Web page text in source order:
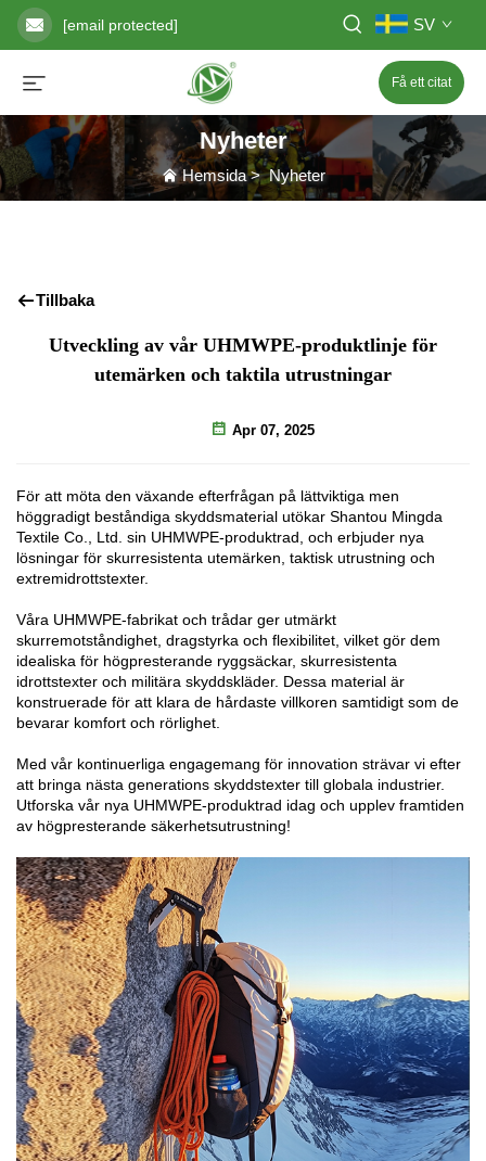
[email protected] SV
Få ett citat
Nyheter
Hemsida>Nyheter
Tillbaka
Utveckling av vår UHMWPE-produktlinje för
utemärken och taktila utrustningar
Apr 07, 2025
För att möta den växande efterfrågan på lättviktiga men
höggradigt beståndiga skyddsmaterial utökar Shantou Mingda
Textile Co., Ltd. sin UHMWPE-produktrad, och erbjuder nya
lösningar för skurresistenta utemärken, taktisk utrustning och
extremidrottstexter.
Våra UHMWPE-fabrikat och trådar ger utmärkt
skurremotståndighet, dragstyrka och flexibilitet, vilket gör dem
idealiska för högpresterande ryggsäckar, skurresistenta
idrottstexter och militära skyddskläder. Dessa material är
konstruerade för att klara de hårdaste villkoren samtidigt som de
bevarar komfort och rörlighet.
Med vår kontinuerliga engagemang för innovation strävar vi efter
att bringa nästa generations skyddstexter till globala industrier.
Utforska vår nya UHMWPE-produktrad idag och upplev framtiden
av högpresterande säkerhetsutrustning!